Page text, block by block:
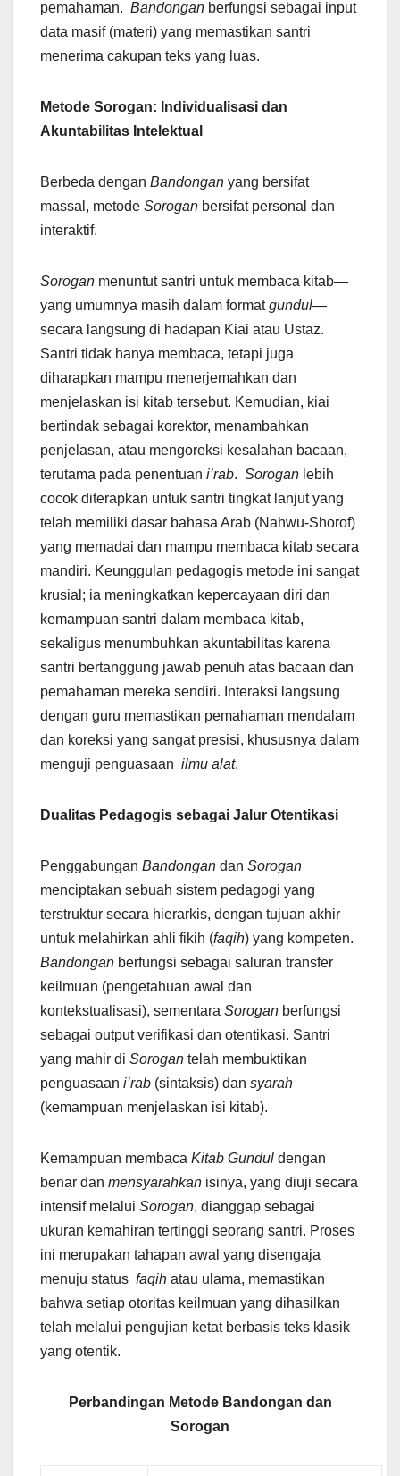
pemahaman. Bandongan berfungsi sebagai input
data masif (materi) yang memastikan santri
menerima cakupan teks yang luas.
Metode Sorogan: Individualisasi dan
Akuntabilitas Intelektual
Berbeda dengan Bandongan yang bersifat
massal, metode Sorogan bersifat personal dan
interaktif.
Sorogan menuntut santri untuk membaca kitab—
yang umumnya masih dalam formatgundul—
secara langsung di hadapan Kiai atau Ustaz.
Santri tidak hanya membaca, tetapi juga
diharapkan mampu menerjemahkan dan
menjelaskan isi kitab tersebut. Kemudian, kiai
bertindak sebagai korektor, menambahkan
penjelasan, atau mengoreksi kesalahan bacaan,
terutama pada penentuan i’rab. Sorogan lebih
cocok diterapkan untuk santri tingkat lanjut yang
telah memiliki dasar bahasa Arab (Nahwu-Shorof)
yang memadai dan mampu membaca kitab secara
mandiri. Keunggulan pedagogis metode ini sangat
krusial; ia meningkatkan kepercayaan diri dan
kemampuan santri dalam membaca kitab,
sekaligus menumbuhkan akuntabilitas karena
santri bertanggung jawab penuh atas bacaan dan
pemahaman mereka sendiri. Interaksi langsung
dengan guru memastikan pemahaman mendalam
dan koreksi yang sangat presisi, khususnya dalam
menguji penguasaan ilmu alat.
Dualitas Pedagogis sebagai Jalur Otentikasi
Penggabungan Bandongan dan Sorogan
menciptakan sebuah sistem pedagogi yang
terstruktur secara hierarkis, dengan tujuan akhir
untuk melahirkan ahli fikih (faqih) yang kompeten.
Bandongan berfungsi sebagai saluran transfer
keilmuan (pengetahuan awal dan
kontekstualisasi), sementara Sorogan berfungsi
sebagai output verifikasi dan otentikasi. Santri
yang mahir di Sorogan telah membuktikan
penguasaan i’rab (sintaksis) dan syarah
(kemampuan menjelaskan isi kitab).
Kemampuan membaca Kitab Gundul dengan
benar dan mensyarahkan isinya, yang diuji secara
intensif melalui Sorogan, dianggap sebagai
ukuran kemahiran tertinggi seorang santri. Proses
ini merupakan tahapan awal yang disengaja
menuju status faqih atau ulama, memastikan
bahwa setiap otoritas keilmuan yang dihasilkan
telah melalui pengujian ketat berbasis teks klasik
yang otentik.
Perbandingan Metode Bandongan dan
Sorogan